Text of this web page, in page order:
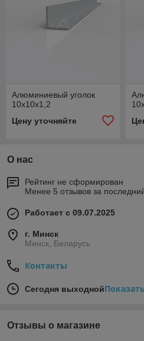
Алюминиевый уголок
10x10x1,2
Цену уточняйте
О нас
Рейтинг не сформирован
Менее 5 отзывов за
Работает с 09.07.2025
г. Минск
Минск, Беларусь
Контакты
Сегодня выходной
Отзывы о магазине